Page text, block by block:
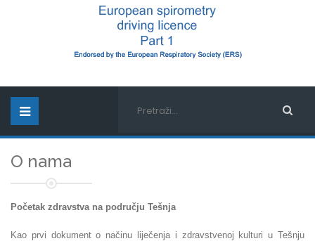
O nama
Početak zdravstva na području Tešnja
Kao prvi dokument o načinu liječenja i zdravstvenoj kulturi u Tešnju